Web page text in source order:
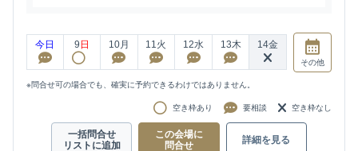
今日 9 日 10月 11火 12水 13木 14金
その他
※問合せ可の場合でも、確実に予約できるわけではありません。
空き枠あり 要相談 空き枠なし
一括問合せ
リストに追加
この会場に
問合せ
詳細を見る